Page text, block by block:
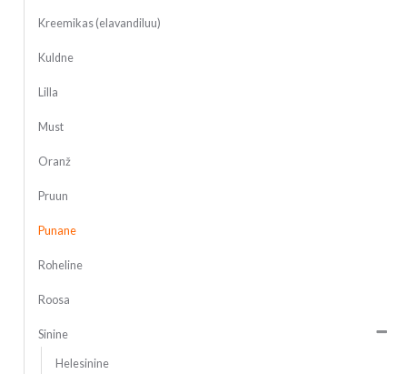
Kreemikas (elavandiluu)
Kuldne
Lilla
Must
Oranž
Pruun
Punane
Roheline
Roosa
Sinine
Helesinine